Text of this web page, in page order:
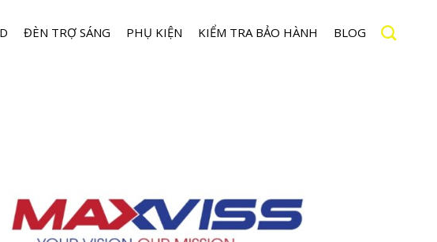
ĐÈN TRỢ SÁNG PHỤ KIỆN KIỂM TRA BẢO HÀNH BLOG